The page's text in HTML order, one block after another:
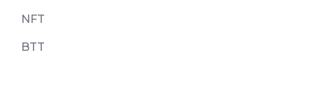
NFT
BTT